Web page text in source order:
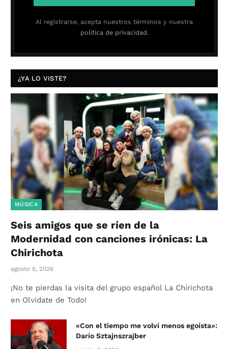
Al registrarse, acepta nuestros términos y nuestra
política de privacidad.
¿YA LO VISTE?
MÚSICA
Seis amigos que se ríen de la
Modernidad con canciones irónicas: La
Chirichota
agosto 5, 2026
¡No te pierdas la visita del grupo español La Chirichota
en Olvidate de Todo!
«Con el tiempo me volví menos egoísta»:
Darío Sztajnszrajber